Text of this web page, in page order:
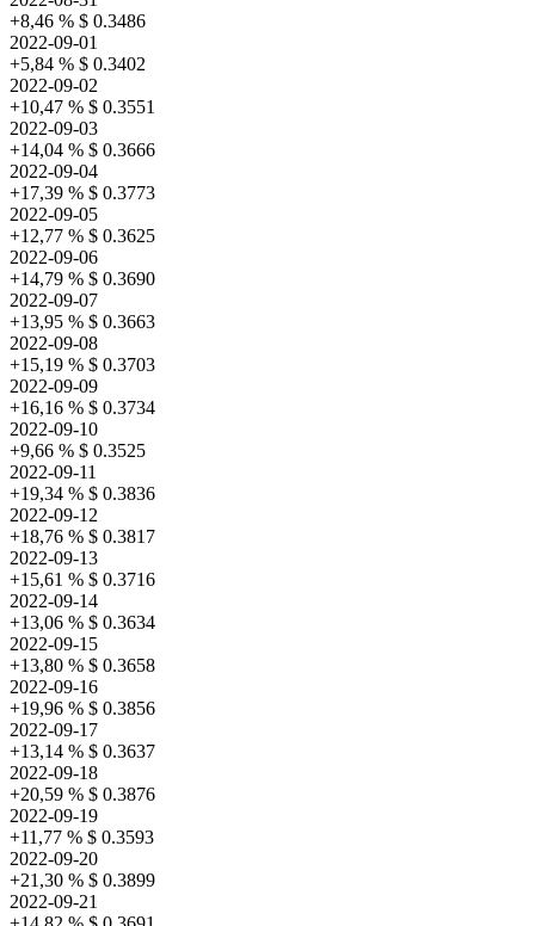
+8,46 % $ 0.3486
2022-09-01
+5,84 % $ 0.3402
2022-09-02
+10,47 % $ 0.3551
2022-09-03
+14,04 % $ 0.3666
2022-09-04
+17,39 % $ 0.3773
2022-09-05
+12,77 % $ 0.3625
2022-09-06
+14,79 % $ 0.3690
2022-09-07
+13,95 % $ 0.3663
2022-09-08
+15,19 % $ 0.3703
2022-09-09
+16,16 % $ 0.3734
2022-09-10
+9,66 % $ 0.3525
2022-09-11
+19,34 % $ 0.3836
2022-09-12
+18,76 % $ 0.3817
2022-09-13
+15,61 % $ 0.3716
2022-09-14
+13,06 % $ 0.3634
2022-09-15
+13,80 % $ 0.3658
2022-09-16
+19,96 % $ 0.3856
2022-09-17
+13,14 % $ 0.3637
2022-09-18
+20,59 % $ 0.3876
2022-09-19
+11,77 % $ 0.3593
2022-09-20
+21,30 % $ 0.3899
2022-09-21